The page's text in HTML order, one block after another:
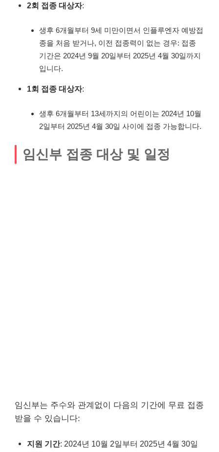
2회 접종 대상자:
생후 6개월부터 9세 미만이면서 인플루엔자 예방접
종을 처음 받거나, 이전 접종력이 없는 경우: 접종
기간은 2024년 9월 20일부터 2025년 4월 30일까지
입니다.
1회 접종 대상자:
생후 6개월부터 13세까지의 어린이는 2024년 10월
2일부터 2025년 4월 30일 사이에 접종 가능합니다.
임신부 접종 대상 및 일정
임신부는 주수와 관계없이 다음의 기간에 무료 접종
받을 수 있습니다:
지원 기간: 2024년 10월 2일부터 2025년 4월 30일